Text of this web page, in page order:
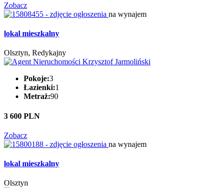
Zobacz
na wynajem
lokal mieszkalny
Olsztyn, Redykajny
Pokoje:3
Łazienki:1
Metraż:90
3 600 PLN
Zobacz
na wynajem
lokal mieszkalny
Olsztyn